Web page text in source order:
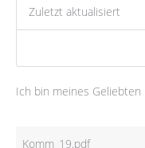
Zuletzt aktualisiert
Ich bin meines Geliebten
Komm_19.pdf